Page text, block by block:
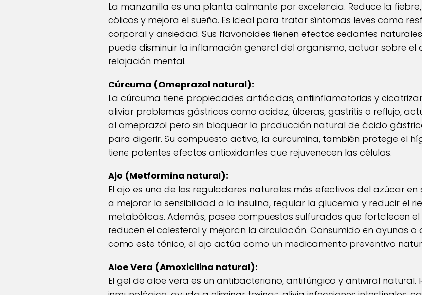
La manzanilla es una planta calmante por excelencia. Reduce la
cólicos y mejora el sueño. Es ideal para tratar síntomas leves como
corporal y ansiedad. Sus flavonoides tienen efectos sedantes
puede disminuir la inflamación general del organismo, actuar sobre el
relajación mental.
Cúrcuma (Omeprazol natural):
La cúrcuma tiene propiedades antiácidas, antiinflamatorias y
aliviar problemas gástricos como acidez, úlceras, gastritis o reflujo,
al omeprazol pero sin bloquear la producción natural de ácido
para digerir. Su compuesto activo, la curcumina, también protege el
tiene potentes efectos antioxidantes que rejuvenecen las células.
Ajo (Metformina natural):
El ajo es uno de los reguladores naturales más efectivos del azúcar en
a mejorar la sensibilidad a la insulina, regular la glucemia y reducir el
metabólicas. Además, posee compuestos sulfurados que fortalecen
reducen el colesterol y mejoran la circulación. Consumido en ayunas
como este tónico, el ajo actúa como un medicamento preventivo
Aloe Vera (Amoxicilina natural):
El gel de aloe vera es un antibacteriano, antifúngico y antiviral natural.